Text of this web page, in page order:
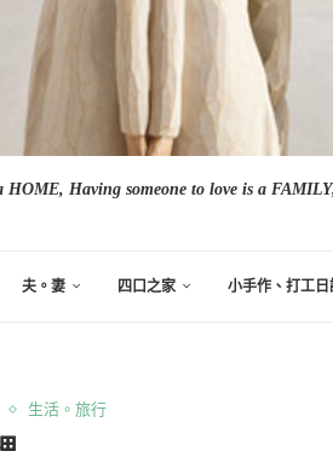
HOME, Having someone to love is a
夫。妻 四口之家 小手作、打工日
生活。旅行